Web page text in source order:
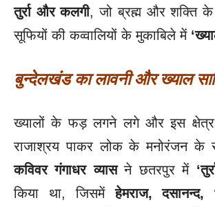
तुर्रा और कलगी, जो ब्रह्म और शक्ति के
सूफियों की कव्वालियों के मुकाबिले में
बुन्देलखंड का लावनी और ख्याल
ख्यालों के फड़ लगने लगे और इस क्षेत्र
राजाश्रय पाकर लोक के मनोरंजन के
कविवर गंगाधर व्यासने छतरपुर में
किया था, जिसमेंहेमराज, दसानन्द,